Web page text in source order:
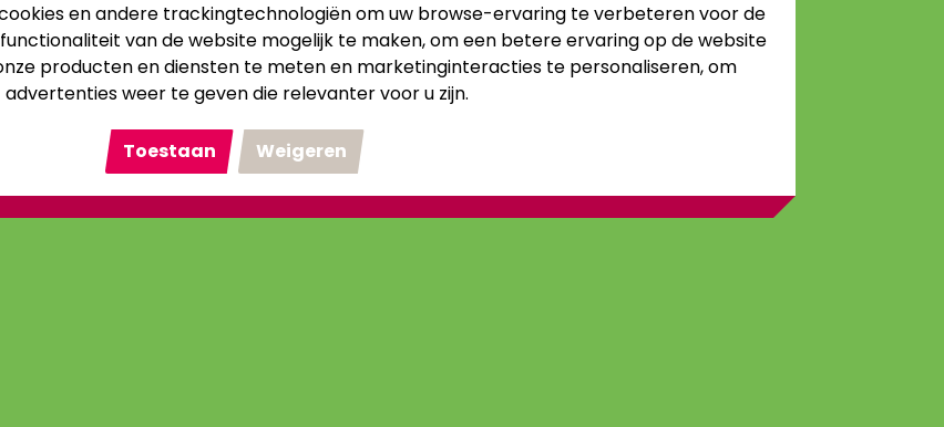
en andere trackingtechnologiën om uw browse-ervaring te verbeteren voor de
van de website mogelijk te maken,om een betere ervaring op de website
producten en diensten te meten en marketinginteracties te personaliseren,om
advertenties weer te geven die relevanter voor u zijn.